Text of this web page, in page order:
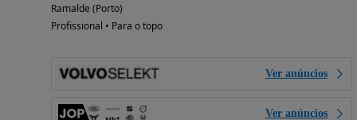
Ramalde (Porto)
Profissional • Para o topo
Ver anúncios
Ver anúncios